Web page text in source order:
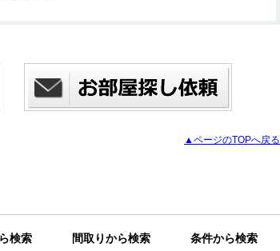
▲ページのTOPへ戻る
検索 間取りから検索 条件から検索